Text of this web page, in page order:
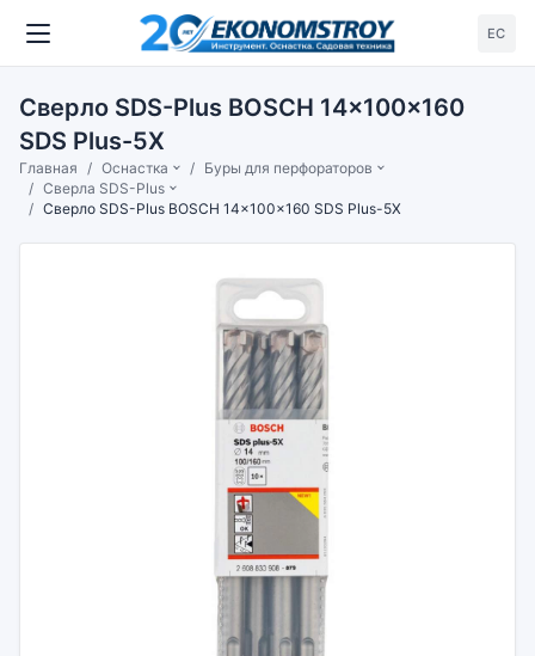
ЕС
Сверло SDS-Plus BOSCH 14x100x160
SDS Plus-5X
Главная Оснастка
Буры для перфораторов
Сверла SDS-Plus
Сверло SDS-Plus BOSCH 14x100x160 SDS Plus-5X